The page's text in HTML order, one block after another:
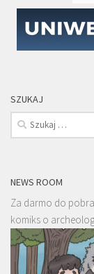
SZUKAJ
Szukaj:
NEWS ROOM
Za darmo do
komiks o